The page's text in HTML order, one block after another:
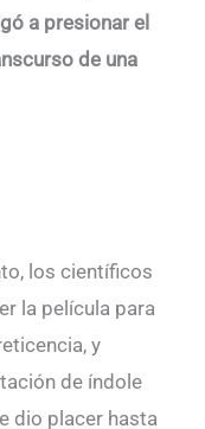
a presionar el
de una
los científicos
la película para
y
de índole
dio placer hasta